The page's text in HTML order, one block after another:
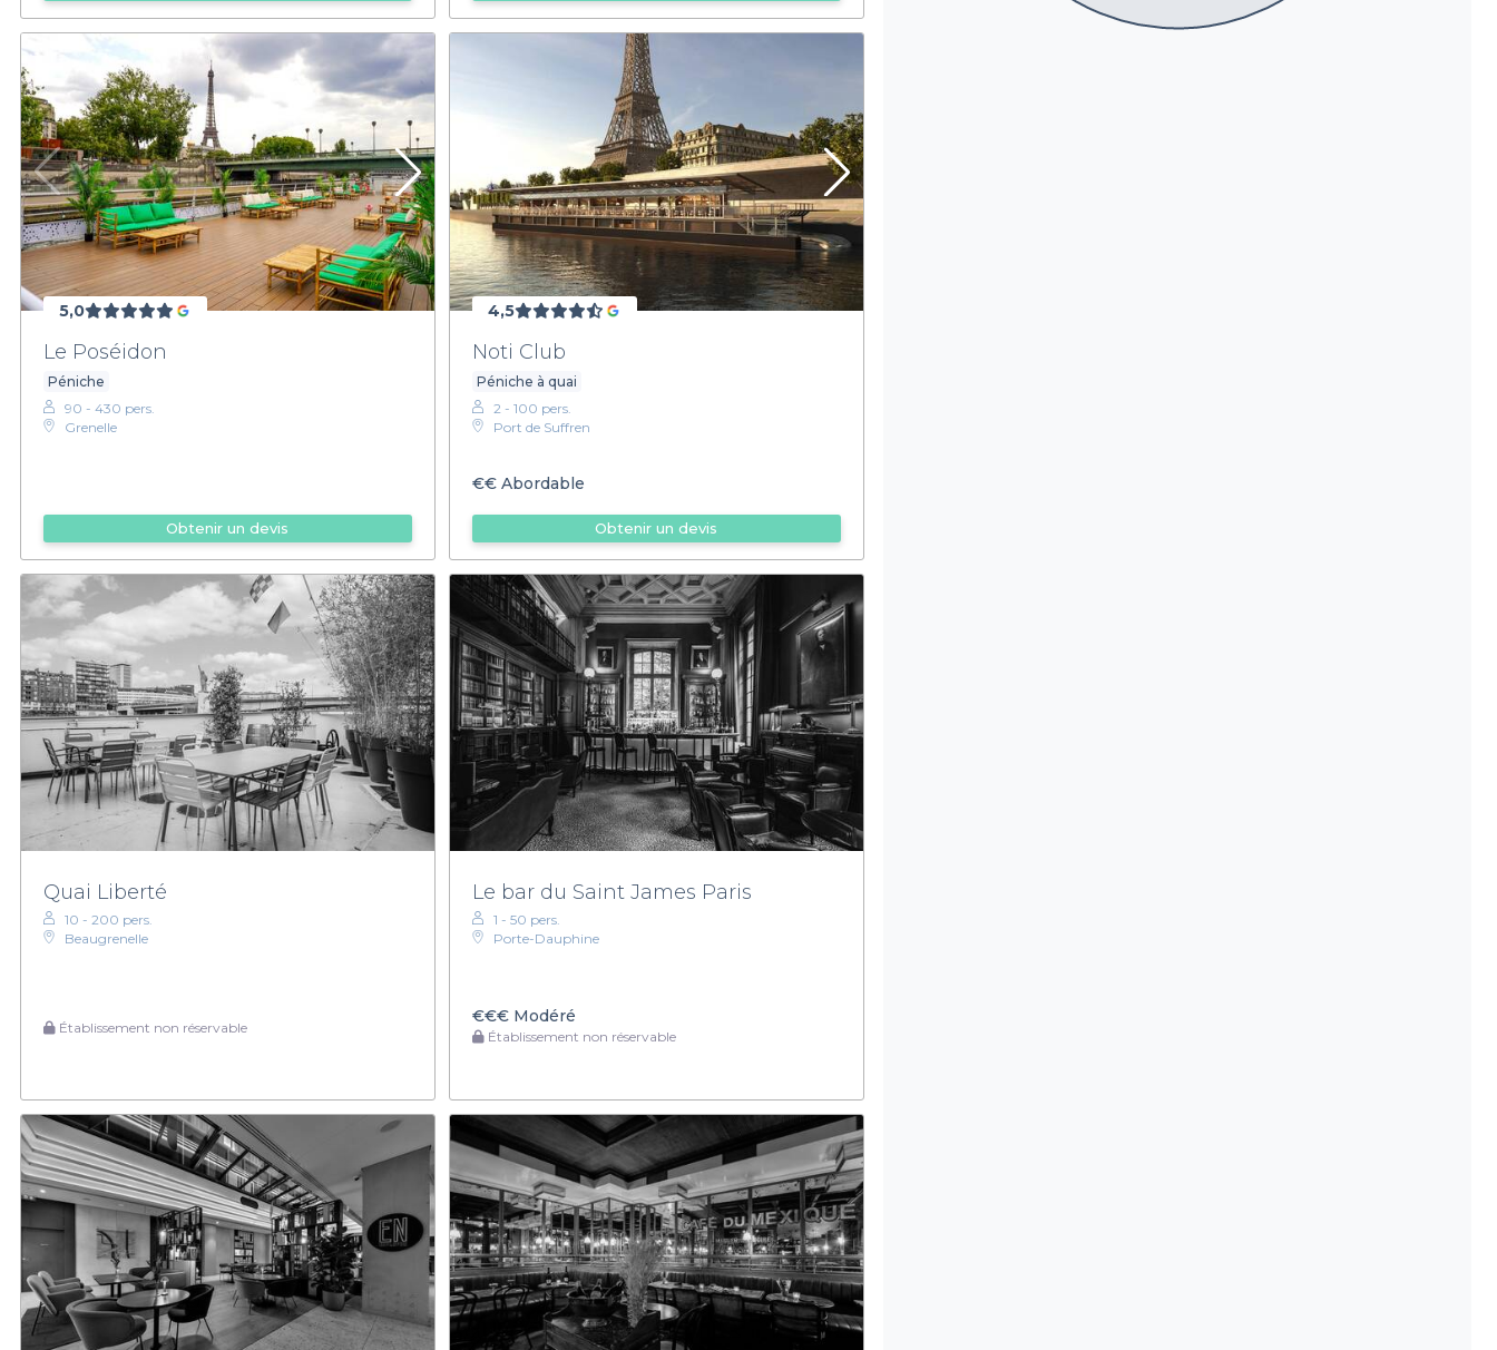
5,0
Le Poséidon
Péniche
90 - 430 pers.
Grenelle
Obtenir un devis
4,5
Noti Club
Péniche à quai
2 - 100 pers.
Port de Suffren
€€Abordable
Obtenir un devis
Quai Liberté
10 - 200 pers.
Beaugrenelle
Établissement non réservable
Le bar du Saint James Paris
1 - 50 pers.
Porte-Dauphine
€€€Modéré
Établissement non réservable